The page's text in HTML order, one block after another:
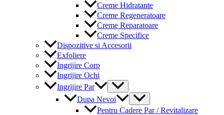
Creme Hidratante
Creme Regeneratoare
Creme Reparatoare
Creme Specifice
Dispozitive si Accesorii
Exfoliere
Ingrijire Corp
Ingrijire Ochi
Ingrijire Par
Menu
Toggle
Dupa Nevoi
Menu
Toggle
Pentru Cadere Par / Revitalizare